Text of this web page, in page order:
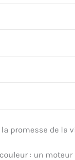
promesse de la
: un